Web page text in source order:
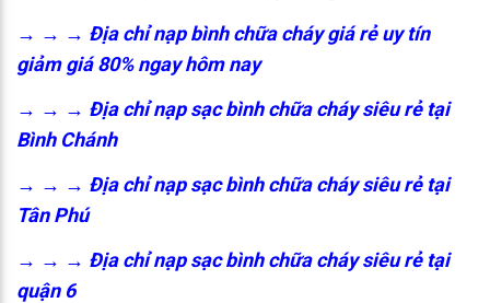
→ → → Địa chỉ nạp bình chữa cháy giá rẻ uy tín
giảm giá 80% ngay hôm nay
→ → → Địa chỉ nạp sạc bình chữa cháy siêu rẻ tại
Bình Chánh
→ → → Địa chỉ nạp sạc bình chữa cháy siêu rẻ tại
Tân Phú
→ → → Địa chỉ nạp sạc bình chữa cháy siêu rẻ tại
quận 6